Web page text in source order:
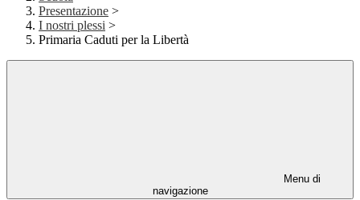
Presentazione >
I nostri plessi >
Primaria Caduti per la Libertà
Menu di
navigazione